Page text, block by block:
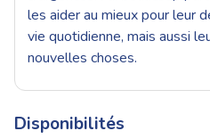
les aider au mieux pour leur
vie quotidienne, mais aussi
nouvelles choses.
Disponibilités